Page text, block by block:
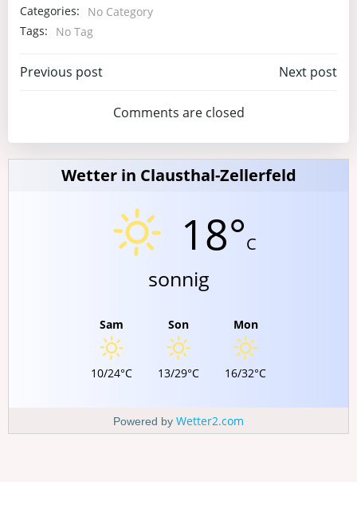
Categories:
No Category
Tags:
No Tag
Post
navigation
Previous post
navigation
Next post
Comments are closed
Wetter in Clausthal-Zellerfeld
18°C
sonnig
Sam
10/24°C
Son
13/29°C
Mon
16/32°C
Powered by Wetter2.com